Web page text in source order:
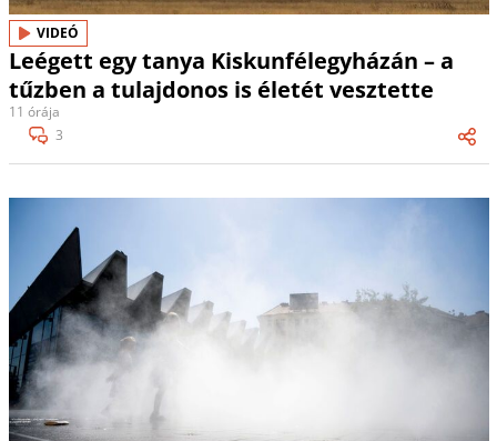
VIDEÓ
Leégett egy tanya Kiskunfélegyházán – a
tűzben a tulajdonos is életét vesztette
11 órája
3